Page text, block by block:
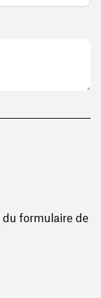
(ouvre une
du formulaire de